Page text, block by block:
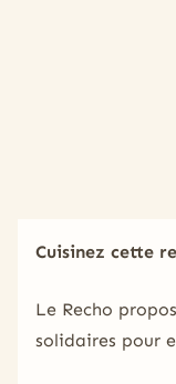
Cuisinez cette
Le Recho
solidaires pour